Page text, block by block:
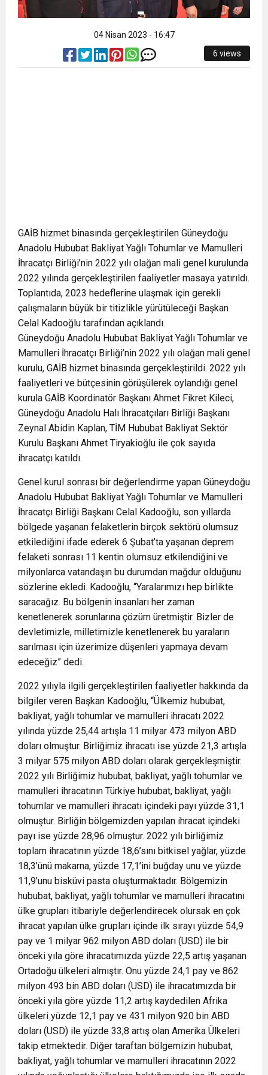
04 Nisan 2023 - 16:47
6 views
GAİB hizmet binasında gerçekleştirilen Güneydoğu
Anadolu Hububat Bakliyat Yağlı Tohumlar ve Mamulleri
İhracatçı Birliği’nin 2022 yılı olağan mali genel kurulunda
2022 yılında gerçekleştirilen faaliyetler masaya yatırıldı.
Toplantıda, 2023 hedeflerine ulaşmak için gerekli
çalışmaların büyük bir titizlikle yürütüleceği Başkan
Celal Kadooğlu tarafından açıklandı.
Güneydoğu Anadolu Hububat Bakliyat Yağlı Tohumlar ve
Mamulleri İhracatçı Birliği’nin 2022 yılı olağan mali genel
kurulu, GAİB hizmet binasında gerçekleştirildi. 2022 yılı
faaliyetleri ve bütçesinin görüşülerek oylandığı genel
kurula GAİB Koordinatör Başkanı Ahmet Fikret Kileci,
Güneydoğu Anadolu Halı İhracatçıları Birliği Başkanı
Zeynal Abidin Kaplan, TİM Hububat Bakliyat Sektör
Kurulu Başkanı Ahmet Tiryakioğlu ile çok sayıda
ihracatçı katıldı.
Genel kurul sonrası bir değerlendirme yapan Güneydoğu
Anadolu Hububat Bakliyat Yağlı Tohumlar ve Mamulleri
İhracatçı Birliği Başkanı Celal Kadooğlu, son yıllarda
bölgede yaşanan felaketlerin birçok sektörü olumsuz
etkilediğini ifade ederek 6 Şubat’ta yaşanan deprem
felaketi sonrası 11 kentin olumsuz etkilendiğini ve
milyonlarca vatandaşın bu durumdan mağdur olduğunu
sözlerine ekledi. Kadooğlu, “Yaralarımızı hep birlikte
saracağız. Bu bölgenin insanları her zaman
kenetlenerek sorunlarına çözüm üretmiştir. Bizler de
devletimizle, milletimizle kenetlenerek bu yaraların
sarılması için üzerimize düşenleri yapmaya devam
edeceğiz” dedi.
2022 yılıyla ilgili gerçekleştirilen faaliyetler hakkında da
bilgiler veren Başkan Kadooğlu, “Ülkemiz hububat,
bakliyat, yağlı tohumlar ve mamulleri ihracatı 2022
yılında yüzde 25,44 artışla 11 milyar 473 milyon ABD
doları olmuştur. Birliğimiz ihracatı ise yüzde 21,3 artışla
3 milyar 575 milyon ABD doları olarak gerçekleşmiştir.
2022 yılı Birliğimiz hububat, bakliyat, yağlı tohumlar ve
mamulleri ihracatının Türkiye hububat, bakliyat, yağlı
tohumlar ve mamulleri ihracatı içindeki payı yüzde 31,1
olmuştur. Birliğin bölgemizden yapılan ihracat içindeki
payı ise yüzde 28,96 olmuştur. 2022 yılı birliğimiz
toplam ihracatının yüzde 18,6’sını bitkisel yağlar, yüzde
18,3’ünü makarna, yüzde 17,1’ini buğday unu ve yüzde
11,9’unu bisküvi pasta oluşturmaktadır. Bölgemizin
hububat, bakliyat, yağlı tohumlar ve mamulleri ihracatını
ülke grupları itibariyle değerlendirecek olursak en çok
ihracat yapılan ülke grupları içinde ilk sırayı yüzde 54,9
pay ve 1 milyar 962 milyon ABD doları (USD) ile bir
önceki yıla göre ihracatımızda yüzde 22,5 artış yaşanan
Ortadoğu ülkeleri almıştır. Onu yüzde 24,1 pay ve 862
milyon 493 bin ABD doları (USD) ile ihracatımızda bir
önceki yıla göre yüzde 11,2 artış kaydedilen Afrika
ülkeleri yüzde 12,1 pay ve 431 milyon 920 bin ABD
doları (USD) ile yüzde 33,8 artış olan Amerika Ülkeleri
takip etmektedir. Diğer taraftan bölgemizin hububat,
bakliyat, yağlı tohumlar ve mamulleri ihracatının 2022